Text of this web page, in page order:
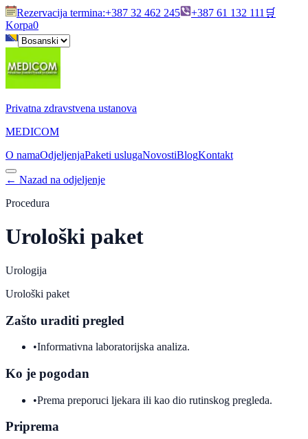
Rezervacija termina:+387 32 462 245 +387 61 132 111 🛒
Korpa0
Privatna zdravstvena ustanova
MEDICOM
O namaOdjeljenjaPaketi uslugaNovostiBlogKontakt
← Nazad na odjeljenje
Procedura
Urološki paket
Urologija
Urološki paket
Zašto uraditi pregled
•Informativna laboratorijska analiza.
Ko je pogodan
•Prema preporuci ljekara ili kao dio rutinskog pregleda.
Priprema